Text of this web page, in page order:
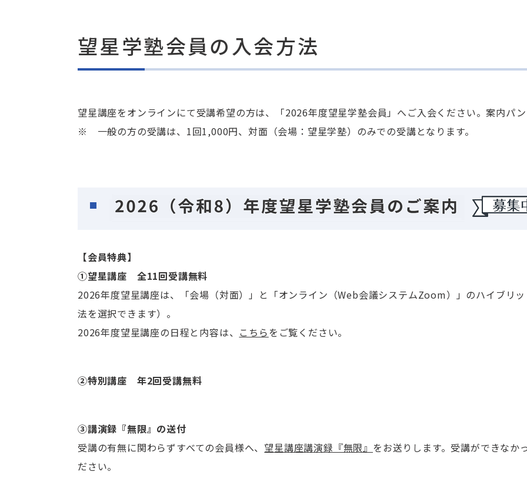
望星学塾会員の入会方法
望星講座をオンラインにて受講希望の方は、「2026年度望星学塾会員」へご入会ください。案内パ
※ 一般の方の受講は、1回1,000円、対面（会場：望星学塾）のみでの受講となります。
【会員特典】
①望星講座 全11回受講無料
2026年度望星講座は、「会場（対面）」と「オンライン（Web会議システムZoom）」のハイブリ
法を選択できます）。
2026年度望星講座の日程と内容は、 こちら をご覧ください。
➁特別講座 年2回受講無料
③講演録『無限』の送付
受講の有無に関わらずすべての会員様へ、望星講座講演録『無限』 をお送りします。受講ができな
ださい。